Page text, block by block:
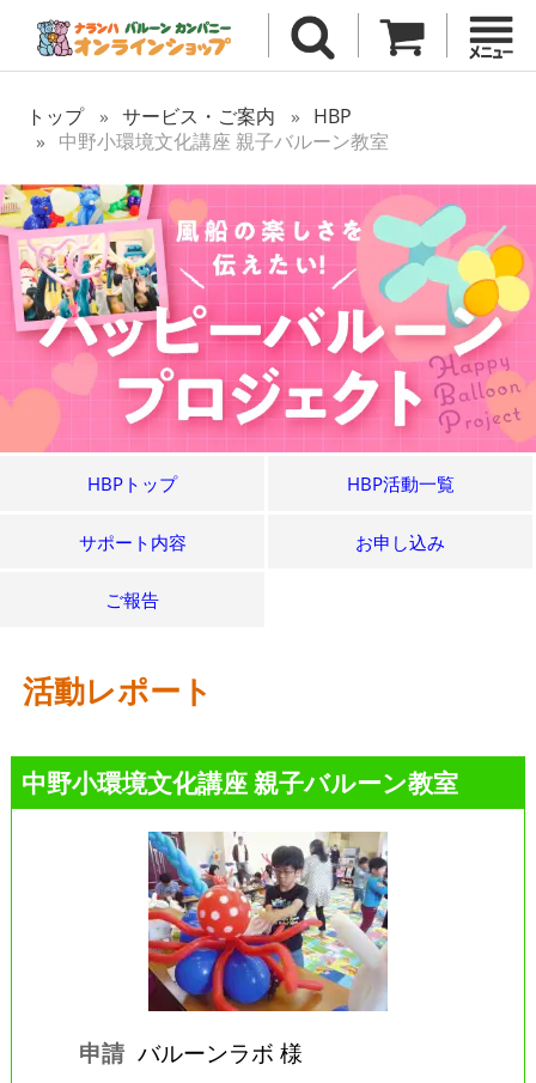
トップ サービス・ご案内
HBP
中野小環境文化講座 親子バルーン教室
HBPトップ HBP活動一覧
サポート内容 お申し込み
ご報告
活動レポート
中野小環境文化講座 親子バルーン教室
申請 バルーンラボ 様